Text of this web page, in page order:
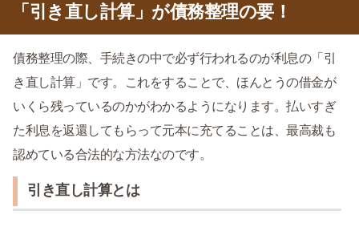
「引き直し計算」が債務整理の要！
債務整理の際、手続きの中で必ず行われるのが利息の「引
き直し計算」です。これをすることで、ほんとうの借金が
いくら残っているのかがわかるようになります。払いすぎ
た利息を返還してもらって元本に充てることは、最高裁も
認めている合法的な方法なのです。
引き直し計算とは